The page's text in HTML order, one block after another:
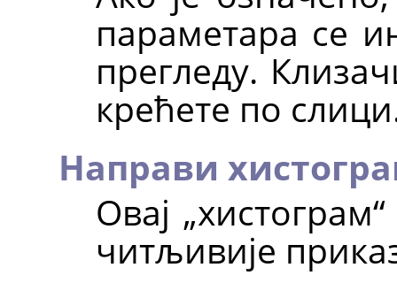
параметара се
прегледу.
крећете по
Направи
Овај „хистограм“
читљивије